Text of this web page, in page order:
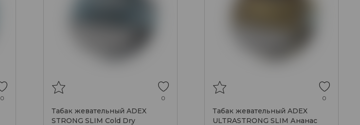
0 0
Табак жевательный ADEX
STRONG SLIM Cold Dry
0
Табак жевательный ADEX
ULTRASTRONG SLIM Ананас